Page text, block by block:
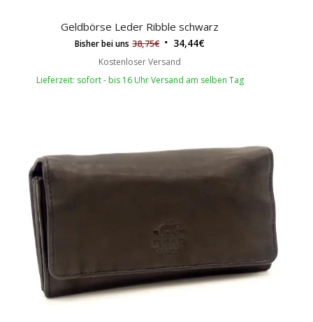
Geldbörse Leder Ribble schwarz
Bisher bei uns 38,75€ 34,44€
Kostenloser Versand
Lieferzeit: sofort - bis 16 Uhr Versand am selben Tag